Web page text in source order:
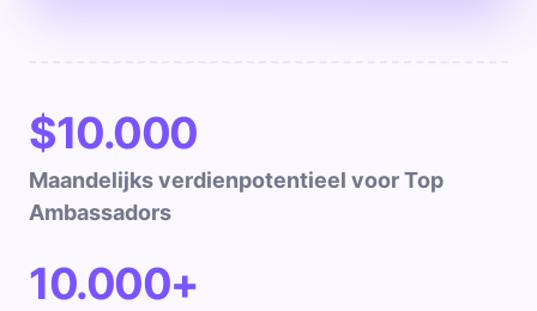
$10.000
Maandelijks verdienpotentieel voor Top
Ambassadors
10.000+